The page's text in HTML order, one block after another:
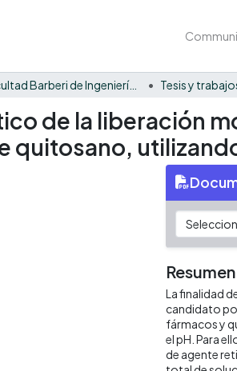
Facultad Barberi de Ingeniería, Diseño y Ciencias Aplicadas Tesis y
de la liberación
quitosano,
Resumen
La finalidad
candidato
fármacos y
el pH. Para
de agente